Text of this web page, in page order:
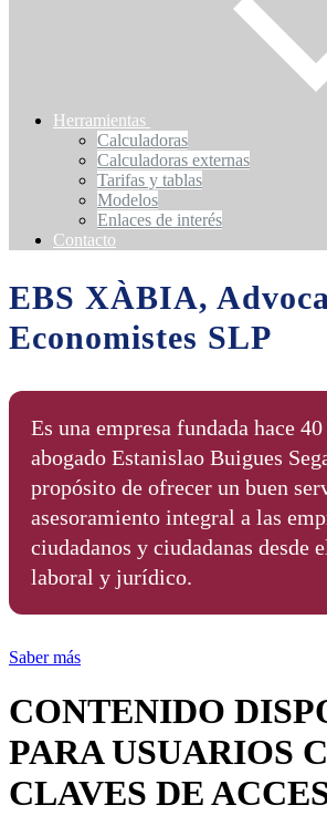
Herramientas
Calculadoras
Calculadoras externas
Tarifas y tablas
Modelos
Enlaces de interés
Contacto
EBS XÀBIA,
Economistes SLP
Es una empresa fundada hace
abogado Estanislao Buigues
propósito de ofrecer un buen
asesoramiento integral a las
ciudadanos y ciudadanas desde
laboral y jurídico.
Saber más
CONTENIDO
PARA USUARIOS
CLAVES DE